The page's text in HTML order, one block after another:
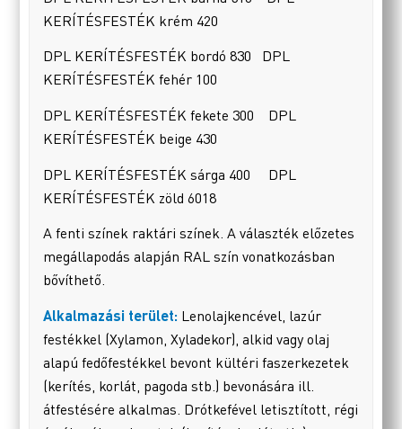
KERÍTÉSFESTÉK krém 420
DPL KERÍTÉSFESTÉK bordó 830 DPL
KERÍTÉSFESTÉK fehér 100
DPL KERÍTÉSFESTÉK fekete 300 DPL
KERÍTÉSFESTÉK beige 430
DPL KERÍTÉSFESTÉK sárga 400 DPL
KERÍTÉSFESTÉK zöld 6018
A fenti színek raktári színek. A választék előzetes
megállapodás alapján RAL szín vonatkozásban
bővíthető.
Alkalmazási terület: Lenolajkencével, lazúr
festékkel (Xylamon, Xyladekor), alkid vagy olaj
alapú fedőfestékkel bevont kültéri faszerkezetek
(kerítés, korlát, pagoda stb.) bevonására ill.
átfestésére alkalmas. Drótkefével letisztított, régi